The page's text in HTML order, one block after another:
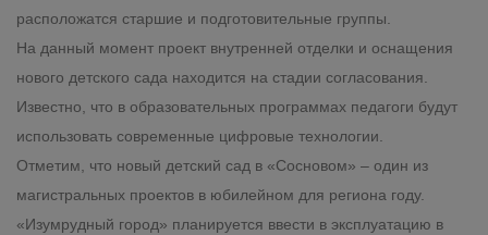
расположатся старшие и подготовительные группы.
На данный момент проект внутренней отделки и оснащения
нового детского сада находится на стадии согласования.
Известно, что в образовательных программах педагоги будут
использовать современные цифровые технологии.
Отметим, что новый детский сад в «Сосновом» – один из
магистральных проектов в юбилейном для региона году.
«Изумрудный город» планируется ввести в эксплуатацию в